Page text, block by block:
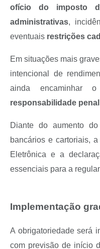
ofício do imposto
administrativas,
eventuais restrições
Em situações mais
intencional de
ainda
responsabilidade penal
Diante do aumento
bancários e cartoriais,
Eletrônica e a
essenciais para a
Implementação
A obrigatoriedade será
com previsão de início